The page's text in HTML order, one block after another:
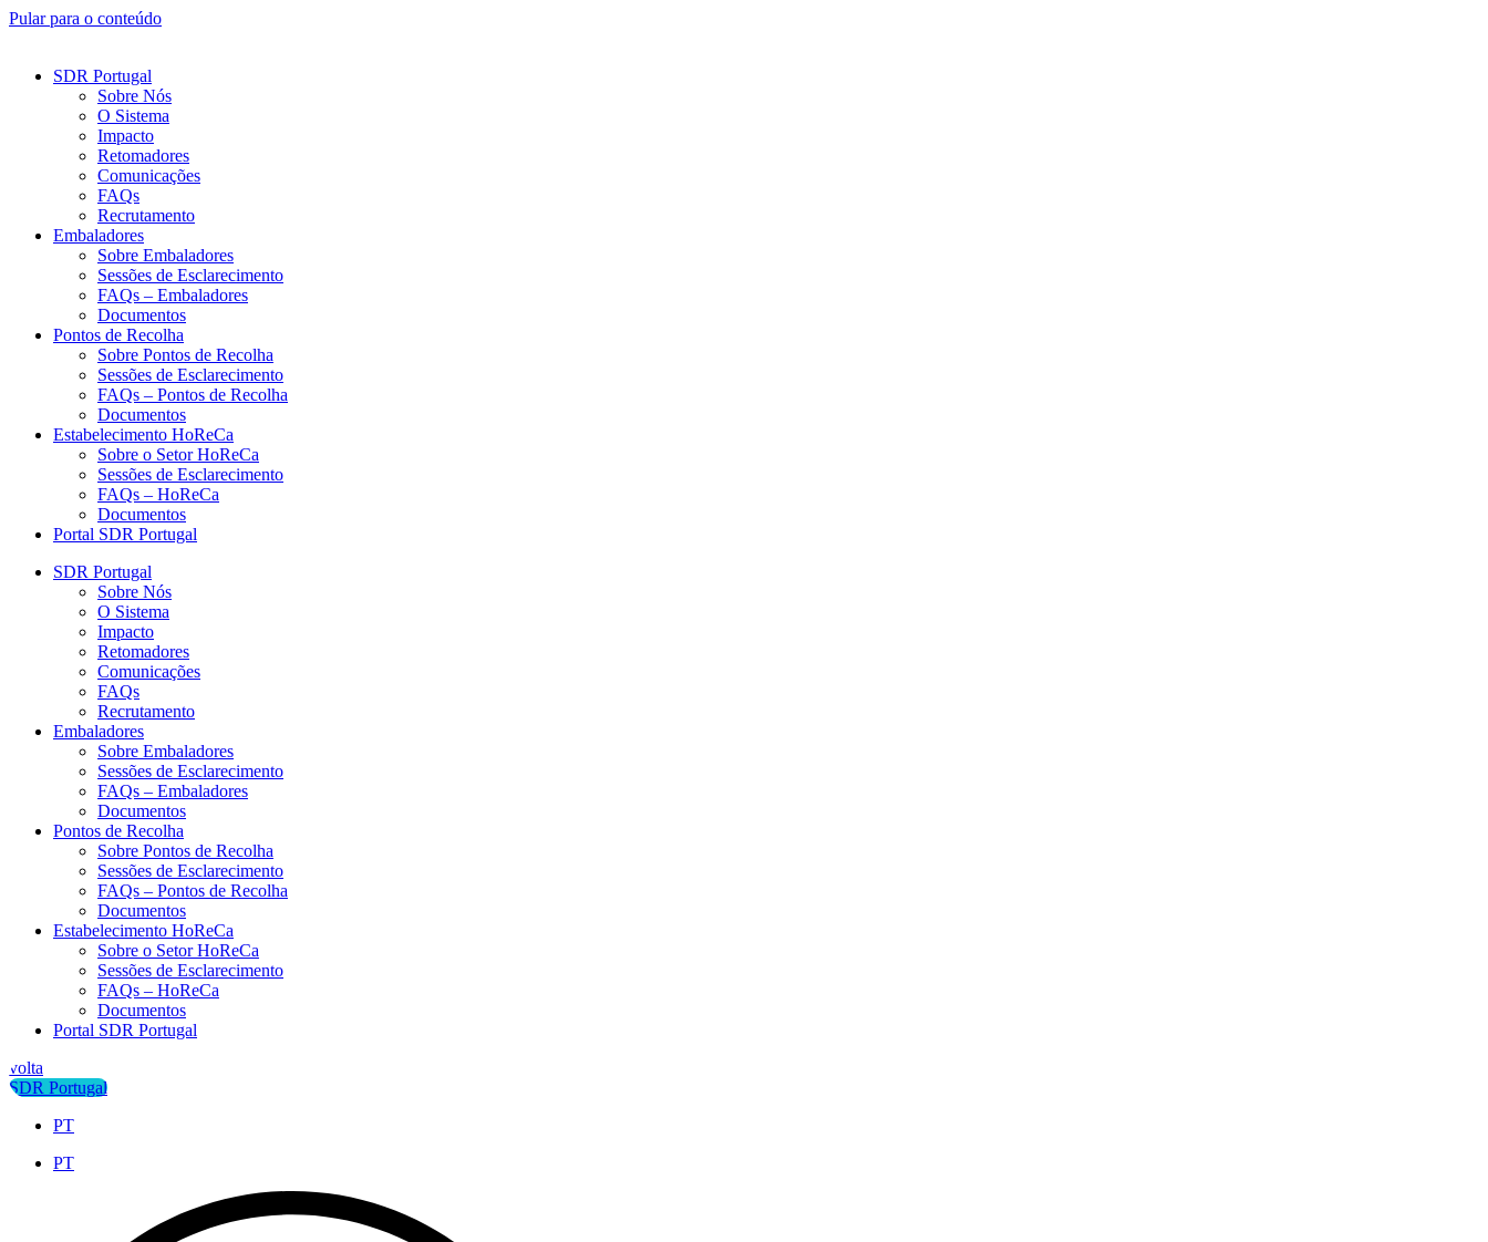
Pular para o conteúdo
SDR Portugal
Sobre Nós
O Sistema
Impacto
Retomadores
Comunicações
FAQs
Recrutamento
Embaladores
Sobre Embaladores
Sessões de Esclarecimento
FAQs – Embaladores
Documentos
Pontos de Recolha
Sobre Pontos de Recolha
Sessões de Esclarecimento
FAQs – Pontos de Recolha
Documentos
Estabelecimento HoReCa
Sobre o Setor HoReCa
Sessões de Esclarecimento
FAQs – HoReCa
Documentos
Portal SDR Portugal
SDR Portugal
Sobre Nós
O Sistema
Impacto
Retomadores
Comunicações
FAQs
Recrutamento
Embaladores
Sobre Embaladores
Sessões de Esclarecimento
FAQs – Embaladores
Documentos
Pontos de Recolha
Sobre Pontos de Recolha
Sessões de Esclarecimento
FAQs – Pontos de Recolha
Documentos
Estabelecimento HoReCa
Sobre o Setor HoReCa
Sessões de Esclarecimento
FAQs – HoReCa
Documentos
Portal SDR Portugal
volta
SDR Portugal
PT
PT